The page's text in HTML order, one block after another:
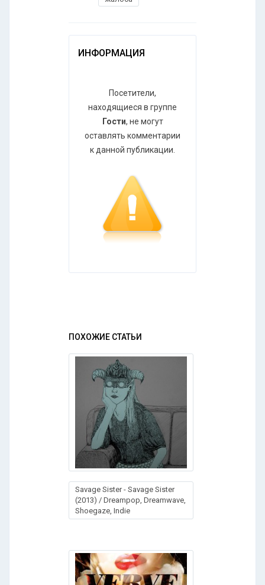
ИНФОРМАЦИЯ
Посетители,
находящиеся в группе
Гости, не могут
оставлять комментарии
к данной публикации.
ПОХОЖИЕ СТАТЬИ
Savage Sister - Savage Sister
(2013) / Dreampop, Dreamwave,
Shoegaze, Indie